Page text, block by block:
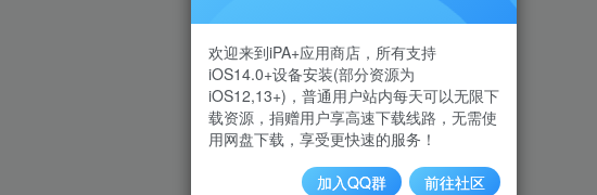
欢迎来到iPA+应用商店，所有支持
iOS14.0+设备安装(部分资源为
iOS12,13+)，普通用户站内每天可以无限下
载资源，捐赠用户享高速下载线路，无需使
用网盘下载，享受更快速的服务！
加入QQ群
前往社区